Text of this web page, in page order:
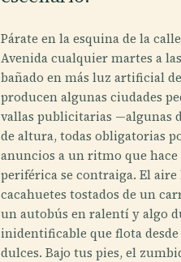
Párate en la esquina de la
Avenida cualquier martes a
bañado en más luz artificial
producen algunas ciudades
vallas publicitarias —algunas
de altura, todas obligatorias
anuncios a un ritmo que
periférica se contraiga. El aire
cacahuetes tostados de un
un autobús en ralentí y algo
inidentificable que flota
dulces. Bajo tus pies, el